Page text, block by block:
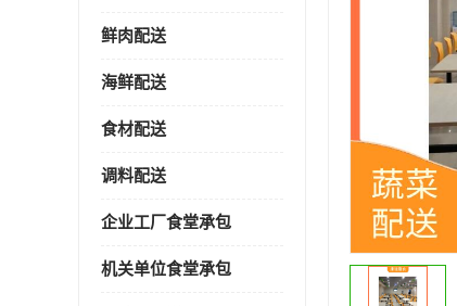
鲜肉配送
海鲜配送
食材配送
调料配送
企业工厂食堂承包
机关单位食堂承包